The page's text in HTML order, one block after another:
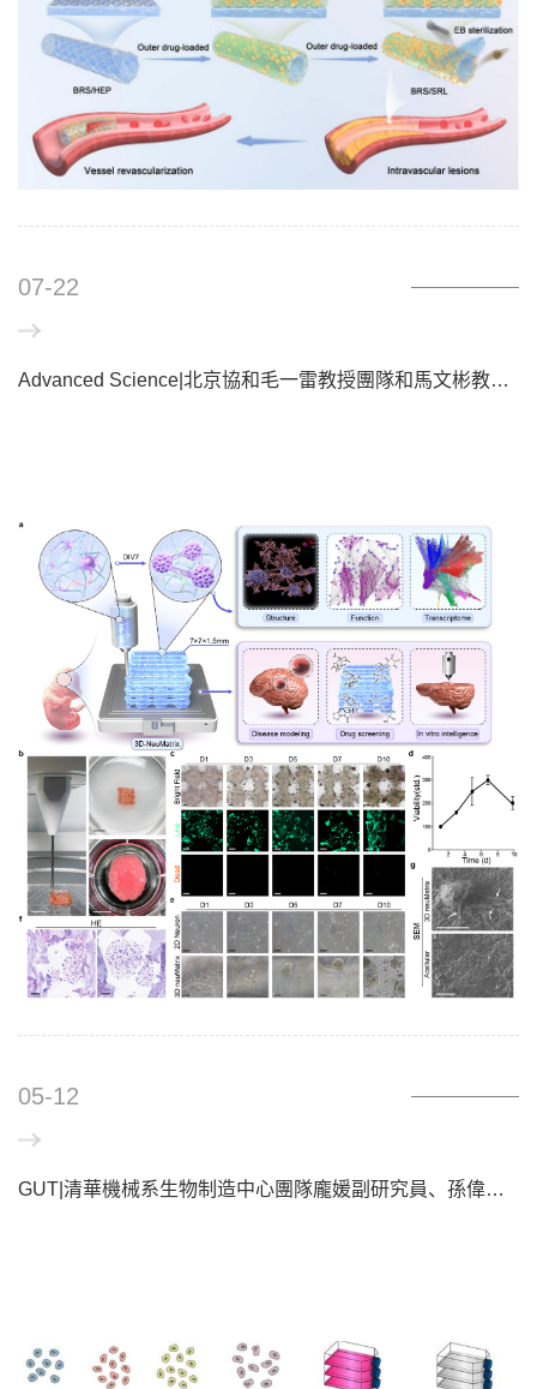
07-22
Advanced Science|北京協和毛一雷教授團隊和馬文彬教授團隊發表: 3D 生物打印矩陣中神經網絡的多尺度組織
05-12
GUT|清華機械系生物制造中心團隊龐媛副研究員、孫偉教授課題組合作發表“生物3D打印肝類器官用于肝衰竭治療研究